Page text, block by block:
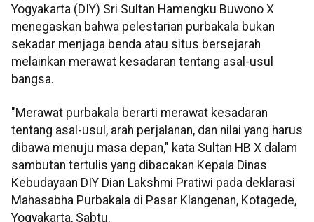
Yogyakarta (DIY) Sri Sultan Hamengku Buwono X
menegaskan bahwa pelestarian purbakala bukan
sekadar menjaga benda atau situs bersejarah
melainkan merawat kesadaran tentang asal-usul
bangsa.
"Merawat purbakala berarti merawat kesadaran
tentang asal-usul, arah perjalanan, dan nilai yang harus
dibawa menuju masa depan," kata Sultan HB X dalam
sambutan tertulis yang dibacakan Kepala Dinas
Kebudayaan DIY Dian Lakshmi Pratiwi pada deklarasi
Mahasabha Purbakala di Pasar Klangenan, Kotagede,
Yogyakarta, Sabtu.